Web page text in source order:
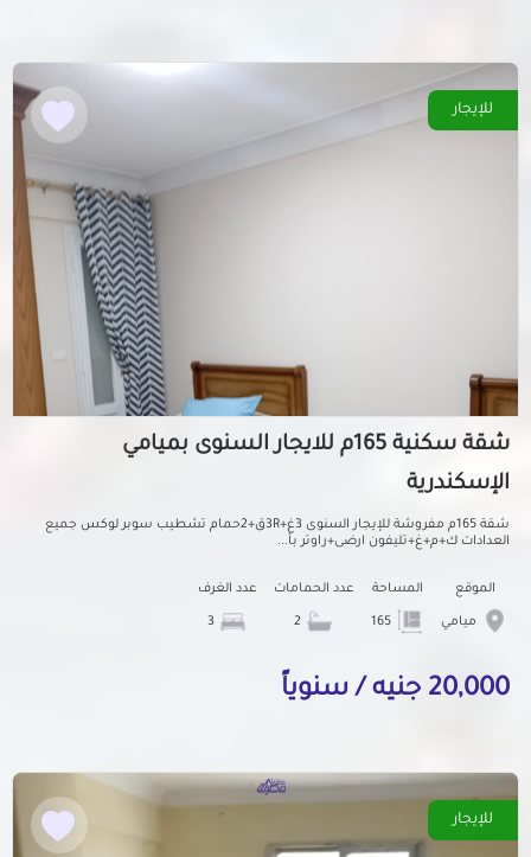
للإيجار
شقة سكنية 165م للايجار السنوى بميامي
الإسكندرية
شقة 165م مفروشة للإيجار السنوى 3غ+3Rق+2حمام تشطيب سوبر لوكس جميع
العدادات ك+م+غ+تليفون ارضى+راوتر بأ...
الموقع
ميامي
المساحة عدد الحمامات عدد الغرف
20,000 جنيه / سنوياً
للإيجار